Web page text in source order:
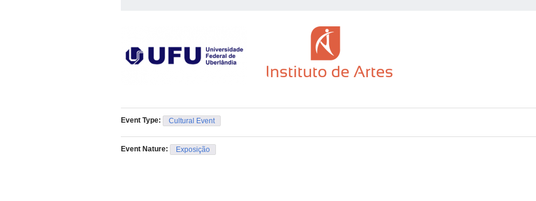
Event Type: Cultural Event
Event Nature: Exposição